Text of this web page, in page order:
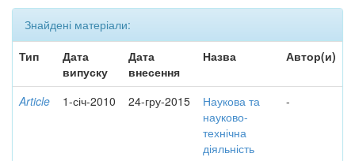
Знайдені матеріали:
Тип
Дата
випуску
Дата
внесення
Назва Автор(и)
Article 1-січ-2010 24-гру-2015
Наукова та
науково-
технічна
діяльність
-